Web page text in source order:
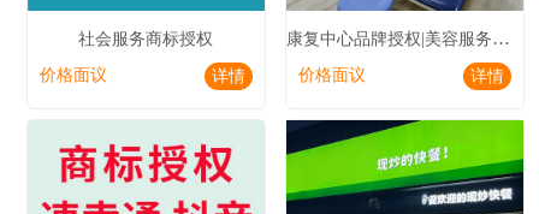
社会服务商标授权
价格面议
详情
康复中心品牌授权|美容服务商标授权
价格面议 详情